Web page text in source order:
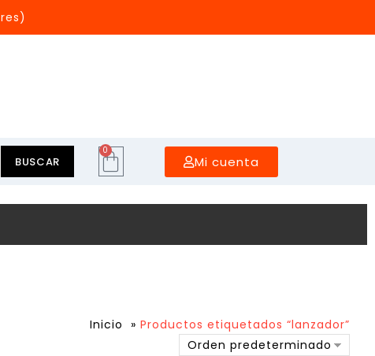
BUSCAR
0
Mi cuenta
Inicio » Productos etiquetados “lanzador”
Orden predeterminado